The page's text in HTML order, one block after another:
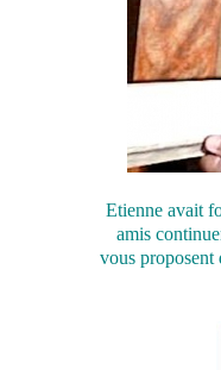
Etienne avait
amis
vous